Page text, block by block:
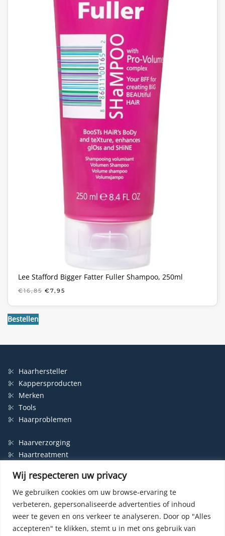
Wij respecteren uw privacy
We gebruiken cookies om uw browse-ervaring te
verbeteren, gepersonaliseerde advertenties of inhoud
weer te geven en ons verkeer te analyseren. Door op "Alles
accepteren" te klikken, stemt u in met ons gebruik van
Lee Stafford Bigger Fatter Fuller Shampoo, 250ml
€16,85 OORSPRONKELIJKE
WAS:
€7,95
IS:
Bestellen
Haarhersteller
Kappersproducten
Merken
Tools
Haarproblemen
Haarverzorging
Haartreatment
Styling
Shampoo
Haarverf
Permanente haarverf